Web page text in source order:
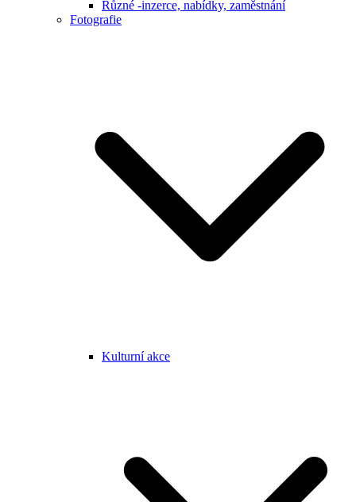
Různé -inzerce, nabídky, zaměstnání
Fotografie
Kulturní akce